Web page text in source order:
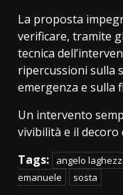
La proposta
verificare, tramite
tecnica
ripercussioni sulla
emergenza e sulla
Un intervento
vivibilità e il decoro
Tags:
angelo
emanuele
sosta